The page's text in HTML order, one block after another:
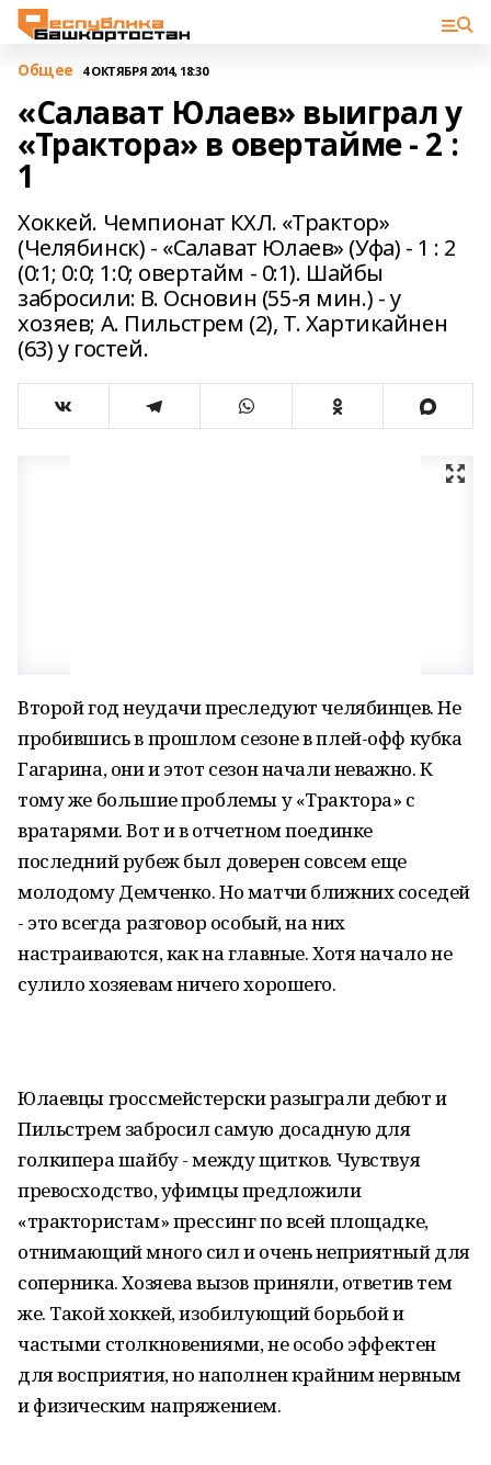
Общее 4 ОКТЯБРЯ 2014, 18:30
«Салават Юлаев» выиграл у
«Трактора» в овертайме - 2 :
1
Хоккей. Чемпионат КХЛ. «Трактор»
(Челябинск) - «Салават Юлаев» (Уфа) - 1 : 2
(0:1; 0:0; 1:0; овертайм - 0:1). Шайбы
забросили: В. Основин (55-я мин.) - у
хозяев; А. Пильстрем (2), Т. Хартикайнен
(63) у гостей.
Второй год неудачи преследуют челябинцев. Не
пробившись в прошлом сезоне в плей-офф кубка
Гагарина, они и этот сезон начали неважно. К
тому же большие проблемы у «Трактора» с
вратарями. Вот и в отчетном поединке
последний рубеж был доверен совсем еще
молодому Демченко. Но матчи ближних соседей
- это всегда разговор особый, на них
настраиваются, как на главные. Хотя начало не
сулило хозяевам ничего хорошего.
Юлаевцы гроссмейстерски разыграли дебют и
Пильстрем забросил самую досадную для
голкипера шайбу - между щитков. Чувствуя
превосходство, уфимцы предложили
«трактористам» прессинг по всей площадке,
отнимающий много сил и очень неприятный для
соперника. Хозяева вызов приняли, ответив тем
же. Такой хоккей, изобилующий борьбой и
частыми столкновениями, не особо эффектен
для восприятия, но наполнен крайним нервным
и физическим напряжением.